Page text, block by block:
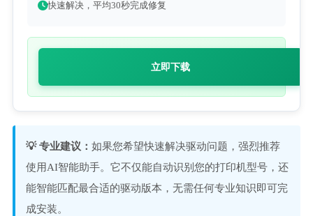
快速解决，平均30秒完成修复
立即下载
💡 专业建议： 如果您希望快速解决驱动问题，强烈推荐
使用AI智能助手。它不仅能自动识别您的打印机型号，还
能智能匹配最合适的驱动版本，无需任何专业知识即可完
成安装。